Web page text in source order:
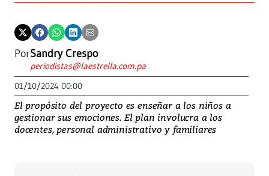
PorSandry Crespo
periodistas@laestrella.com.pa
01/10/2024 00:00
El propósito del proyecto es enseñar a los niños a
gestionar sus emociones. El plan involucra a los
docentes, personal administrativo y familiares